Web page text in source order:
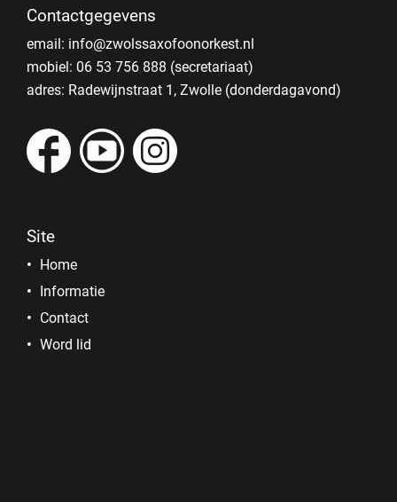
Contactgegevens
email: info@zwolssaxofoonorkest.nl
mobiel: 06 53 756 888 (secretariaat)
adres: Radewijnstraat 1, Zwolle (donderdagavond)
Site
Home
Informatie
Contact
Word lid